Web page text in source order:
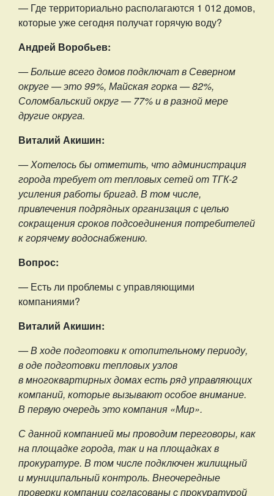
— Где территориально располагаются 1 012 домов,
которые уже сегодня получат горячую воду?
Андрей Воробьев:
— Больше всего домов подключат в Северном
округе — это 99%, Майская горка — 82%,
Соломбальский округ — 77% и в разной мере
другие округа.
Виталий Акишин:
— Хотелось бы отметить, что администрация
города требует от тепловых сетей от ТГК-2
усиления работы бригад. В том числе,
привлечения подрядных организация с целью
сокращения сроков подсоединения потребителей
к горячему водоснабжению.
Вопрос:
— Есть ли проблемы с управляющими
компаниями?
Виталий Акишин:
— В ходе подготовки к отопительному периоду,
в оде подготовки тепловых узлов
в многоквартирных домах есть ряд управляющих
компаний, которые вызывают особое внимание.
В первую очередь это компания «Мир».
С данной компанией мы проводим переговоры, как
на площадке города, так и на площадках в
прокуратуре. В том числе подключен жилищный
и муниципальный контроль. Внеочередные
проверки компании согласованы с прокуратурой